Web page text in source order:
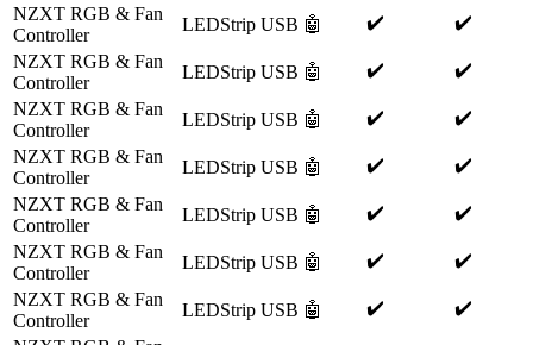
NZXT RGB & Fan
Controller
LEDStrip USB 🤖 ✔️
✔️
NZXT RGB & Fan
Controller
LEDStrip USB 🤖 ✔️
✔️
NZXT RGB & Fan
Controller
LEDStrip USB 🤖 ✔️
✔️
NZXT RGB & Fan
Controller
LEDStrip USB 🤖 ✔️
✔️
NZXT RGB & Fan
Controller
LEDStrip USB 🤖 ✔️
✔️
NZXT RGB & Fan
Controller
LEDStrip USB 🤖 ✔️
✔️
NZXT RGB & Fan
Controller
LEDStrip USB 🤖 ✔️
✔️